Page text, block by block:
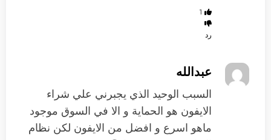
1
رد
عبدالله
السبب الوحيد الذي يجبرني علي شراء
الايفون هو الحماية و الا في السوق موجود
ماهو اسرع و افضل من الايفون لكن نظام